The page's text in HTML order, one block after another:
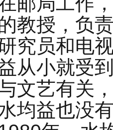
教授，负
究员和电
从小就受
文艺有关
均益也没